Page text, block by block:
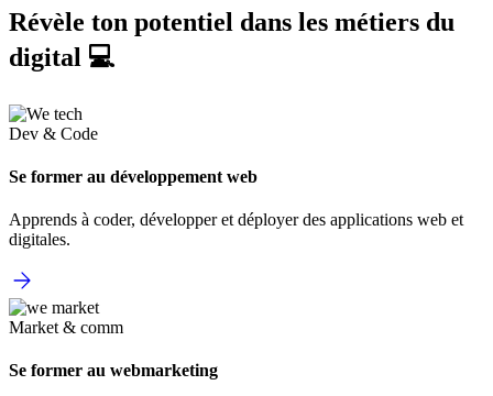
Révèle ton potentiel dans les métiers du
digital 💻
Dev & Code
Se former au développement web
Apprends à coder, développer et déployer des applications web et
digitales.
Market & comm
Se former au webmarketing